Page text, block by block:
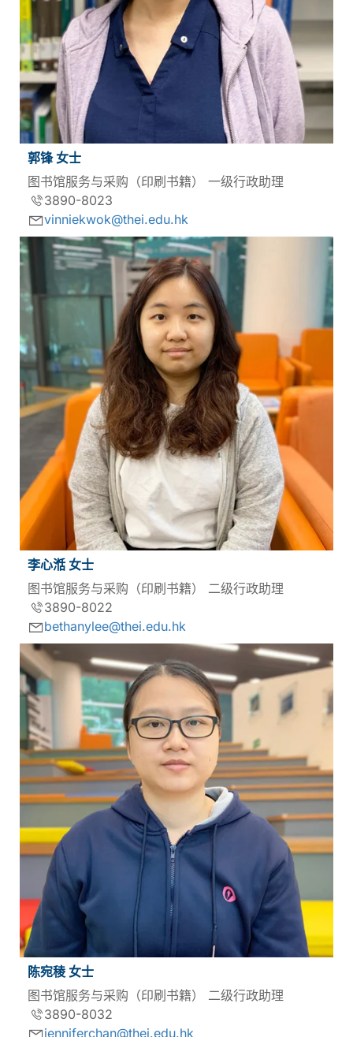
郭锋 女士
图书馆服务与采购（印刷书籍） 一级行政助理
3890-8023
vinniekwok@thei.edu.hk
李心湉 女士
图书馆服务与采购（印刷书籍） 二级行政助理
3890-8022
bethanylee@thei.edu.hk
陈宛稜 女士
图书馆服务与采购（印刷书籍） 二级行政助理
3890-8032
jenniferchan@thei.edu.hk